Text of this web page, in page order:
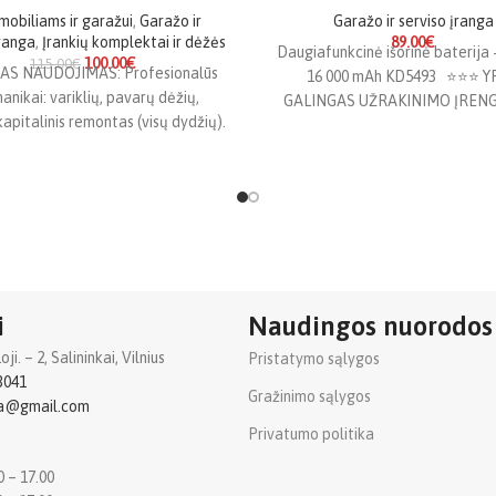
ir garažui, Garažo ir
, Įrankių komplektai ir dėžės
115.00€ 100.00€
NAUDOJIMAS: Profesionalūs
variklių, pavarų dėžių,
remontas (visų dydžių).
Garažo ir serviso įranga
89.00€
Daugiafunkcinė išorinė baterija
16 000 mAh KD5493 ⭐⭐⭐
GALINGAS UŽRAKINIMO
– 2, Salininkai, Vilnius
– 17.00
Naudingos nuorodos
Pristatymo sąlygos
Gražinimo sąlygos
Privatumo politika